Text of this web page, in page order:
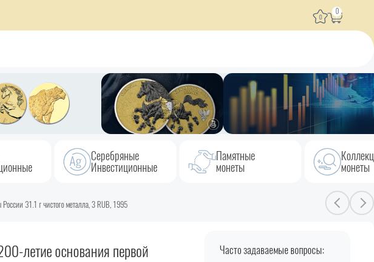
0
0
Серебряные
Инвестиционные
Памятные
монеты монеты
31.1 г чистого металла, 3 RUB, 1995
летие основания первой
Часто задаваемые вопросы: